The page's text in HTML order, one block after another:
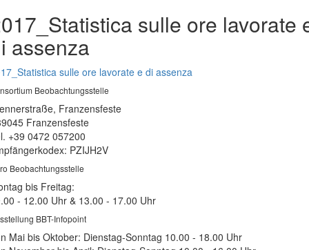
sulle ore lavorate
assenza
sulle ore lavorate e di assenza
Beobachtungsstelle
Franzensfeste
Franzensfeste
+39 0472 057200
PZIJH2V
Beobachtungsstelle
bis Freitag:
- 12.00 Uhr & 13.00 - 17.00 Uhr
BBT-Infopoint
Mai bis Oktober: Dienstag-Sonntag 10.00 - 18.00 Uhr